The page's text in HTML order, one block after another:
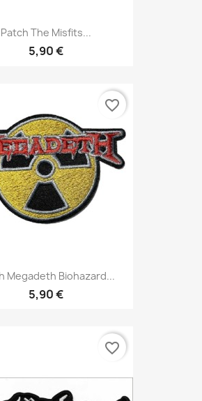
Patch The Misfits...
5,90 €
Megadeth Biohazard...
5,90 €
favorite_border
favorite_border